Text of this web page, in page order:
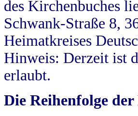
des Kirchenbuches
Schwank-Straße 8,
Heimatkreises
Hinweis: Derzeit ist
erlaubt.
Die Reihenfolge